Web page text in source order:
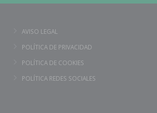
AVISO LEGAL
POLÍTICA DE PRIVACIDAD
POLÍTICA DE COOKIES
POLÍTICA REDES SOCIALES